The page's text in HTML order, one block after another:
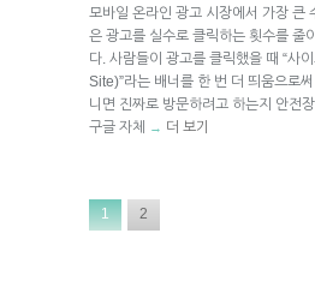
모바일 온라인 광고 시장에서 가장 큰
은 광고를 실수로 클릭하는 횟수를 줄
다. 사람들이 광고를 클릭했을 때 “사
Site)”라는 배너를 한 번 더 띄움으로
니면 진짜로 방문하려고 하는지 안전
구글 자체
→ 더 보기
1 2